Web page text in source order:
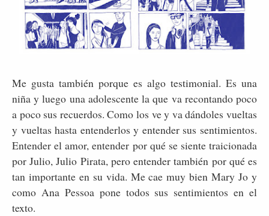
Me gusta también porque es algo testimonial. Es una
niña y luego una adolescente la que va recontando poco
a poco sus recuerdos. Como los ve y va dándoles vueltas
y vueltas hasta entenderlos y entender sus sentimientos.
Entender el amor, entender por qué se siente traicionada
por Julio, Julio Pirata, pero entender también por qué es
tan importante en su vida. Me cae muy bien Mary Jo y
como Ana Pessoa pone todos sus sentimientos en el
texto.